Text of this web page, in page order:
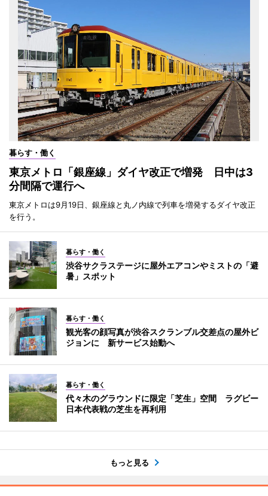
暮らす・働く
東京メトロ「銀座線」ダイヤ改正で増発 日中は3
分間隔で運行へ
東京メトロは9月19日、銀座線と丸ノ内線で列車を増発するダイヤ改正
を行う。
暮らす・働く
渋谷サクラステージに屋外エアコンやミストの「避
暑」スポット
暮らす・働く
観光客の顔写真が渋谷スクランブル交差点の屋外ビ
ジョンに 新サービス始動へ
暮らす・働く
代々木のグラウンドに限定「芝生」空間 ラグビー
日本代表戦の芝生を再利用
もっと見る